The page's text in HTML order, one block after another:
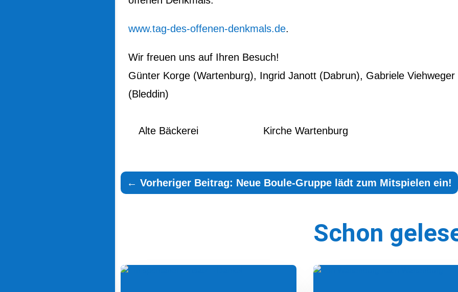
www.tag-des-offenen-denkmals.de.
Wir freuen uns auf Ihren Besuch!
Günter Korge (Wartenburg), Ingrid Janott (Dabrun), Gabriele Viehweger
(Bleddin)
Alte Bäckerei Kirche Wartenburg
←Vorheriger Beitrag: Neue Boule-Gruppe lädt zum Mitspielen ein!
Schon